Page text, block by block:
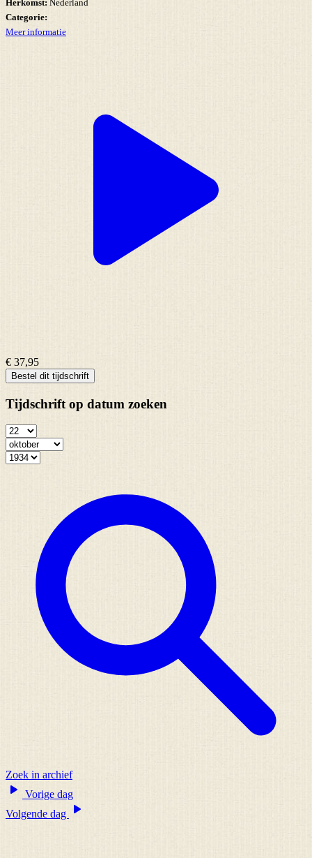
Herkomst: Nederland
Categorie:
Meer informatie
€ 37,95
Bestel dit tijdschrift
Tijdschrift op datum zoeken
Zoek in archief
Vorige dag
Volgende dag